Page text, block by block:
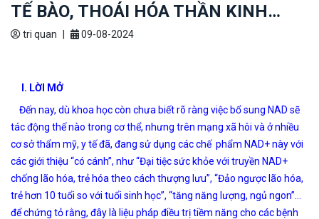
TẾ BÀO, THOÁI HÓA THẦN KINH…
tri quan | 09-08-2024
I. LỜI MỞ
Đến nay, dù khoa học còn chưa biết rõ ràng việc bổ sung NAD sẽ
tác động thế nào trong cơ thể, nhưng trên mạng xã hôi và ở nhiều
cơ sở thẩm mỹ, y tế đã, đang sử dụng các chế phẩm NAD+ này với
các giới thiệu “có cánh”, như “Đại tiệc sức khỏe với truyền NAD+
chống lão hóa, trẻ hóa theo cách thượng lưu”, “Đảo ngược lão hóa,
trẻ hơn 10 tuổi so với tuổi sinh học”, “tăng năng lượng, ngủ ngon”…
để chứng tỏ rằng, đây là liệu pháp điều trị tiềm năng cho các bệnh